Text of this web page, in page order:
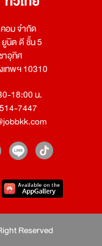
อม จำกัด
ยูนิต ดี ชั้น 5
าอุทิศ
เทพฯ 10310
18:00 น.
7447
Reserved